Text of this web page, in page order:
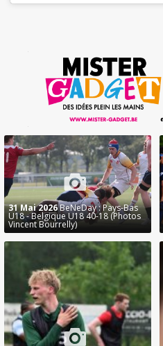
31 Mai 2026BeNeDay : Pays-Bas
U18 - Belgique U18 40-18 (Photos
Vincent Bourrelly)